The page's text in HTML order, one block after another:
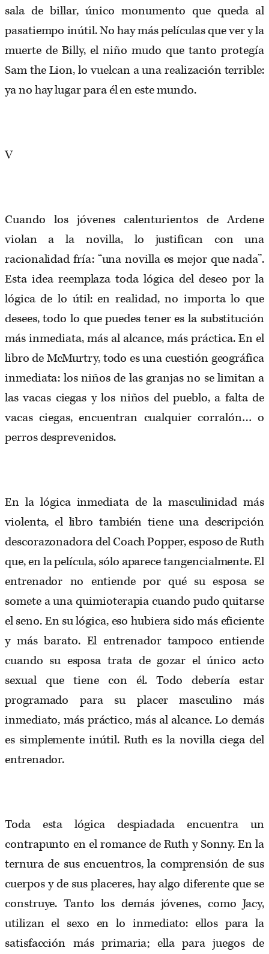
sala de billar, único monumento que queda al
pasatiempo inútil. No hay más películas que ver y la
muerte de Billy, el niño mudo que tanto protegía
Sam the Lion, lo vuelcan a una realización terrible:
ya no hay lugar para él en este mundo.
V
Cuando los jóvenes calenturientos de Ardene
violan a la novilla, lo justifican con una
racionalidad fría: “una novilla es mejor que nada”.
Esta idea reemplaza toda lógica del deseo por la
lógica de lo útil: en realidad, no importa lo que
desees, todo lo que puedes tener es la substitución
más inmediata, más al alcance, más práctica. En el
libro de McMurtry, todo es una cuestión geográfica
inmediata: los niños de las granjas no se limitan a
las vacas ciegas y los niños del pueblo, a falta de
vacas ciegas, encuentran cualquier corralón… o
perros desprevenidos.
En la lógica inmediata de la masculinidad más
violenta, el libro también tiene una descripción
descorazonadora del Coach Popper, esposo de Ruth
que, en la película, sólo aparece tangencialmente. El
entrenador no entiende por qué su esposa se
somete a una quimioterapia cuando pudo quitarse
el seno. En su lógica, eso hubiera sido más eficiente
y más barato. El entrenador tampoco entiende
cuando su esposa trata de gozar el único acto
sexual que tiene con él. Todo debería estar
programado para su placer masculino más
inmediato, más práctico, más al alcance. Lo demás
es simplemente inútil. Ruth es la novilla ciega del
entrenador.
Toda esta lógica despiadada encuentra un
contrapunto en el romance de Ruth y Sonny. En la
ternura de sus encuentros, la comprensión de sus
cuerpos y de sus placeres, hay algo diferente que se
construye. Tanto los demás jóvenes, como Jacy,
utilizan el sexo en lo inmediato: ellos para la
satisfacción más primaria; ella para juegos de